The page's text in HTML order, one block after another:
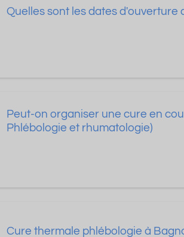
Quelles sont les dates d'ouverture
Peut-on organiser une cure en
Phlébologie et rhumatologie)
Cure thermale phlébologie à